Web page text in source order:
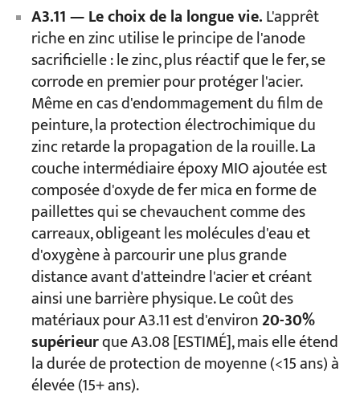
A3.11 — Le choix de la longue vie.L'apprêt
riche en zinc utilise le principe de l'anode
sacrificielle : le zinc, plus réactif que le fer, se
corrode en premier pour protéger l'acier.
Même en cas d'endommagement du film de
peinture, la protection électrochimique du
zinc retarde la propagation de la rouille. La
couche intermédiaire époxy MIO ajoutée est
composée d'oxyde de fer mica en forme de
paillettes qui se chevauchent comme des
carreaux, obligeant les molécules d'eau et
d'oxygène à parcourir une plus grande
distance avant d'atteindre l'acier et créant
ainsi une barrière physique. Le coût des
matériaux pour A3.11 est d'environ20-30%
supérieurque A3.08 [ESTIMÉ], mais elle étend
la durée de protection de moyenne (<15 ans) à
élevée (15+ ans).